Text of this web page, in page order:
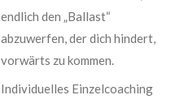
endlich den „Ballast“
abzuwerfen, der dich hindert,
vorwärts zu kommen.
Individuelles Einzelcoaching